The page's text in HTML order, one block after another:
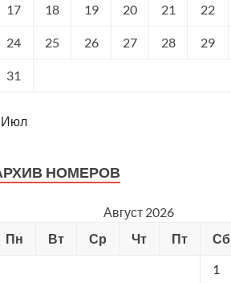
17 18 19 20 21 22
24 25 26 27 28 29
31
Июл
НОМЕРОВ
Август 2026
Пн
Вт Ср Чт Пт Сб
1